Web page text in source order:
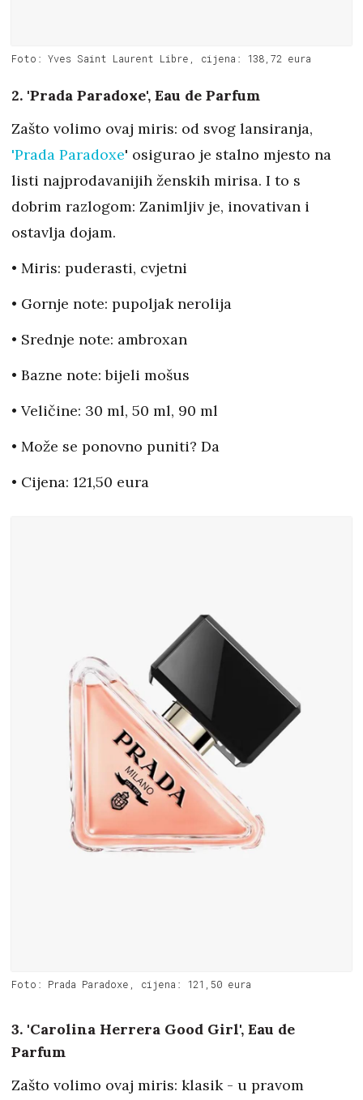
Foto: Yves Saint Laurent Libre, cijena: 138,72 eura
2. 'Prada Paradoxe', Eau de Parfum
Zašto volimo ovaj miris: od svog lansiranja,
'Prada Paradoxe' osigurao je stalno mjesto na
listi najprodavanijih ženskih mirisa. I to s
dobrim razlogom: Zanimljiv je, inovativan i
ostavlja dojam.
• Miris: puderasti, cvjetni
• Gornje note: pupoljak nerolija
• Srednje note: ambroxan
• Bazne note: bijeli mošus
• Veličine: 30 ml, 50 ml, 90 ml
• Može se ponovno puniti? Da
• Cijena: 121,50 eura
Foto: Prada Paradoxe, cijena: 121,50 eura
3. 'Carolina Herrera Good Girl', Eau de
Parfum
Zašto volimo ovaj miris: klasik - u pravom